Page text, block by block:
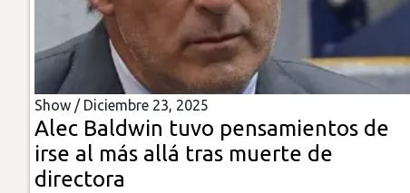
Insólitas
Multimedia
Impreso
Show / Diciembre 23, 2025
Alec Baldwin tuvo pensamientos de
irse al más allá tras muerte de
directora